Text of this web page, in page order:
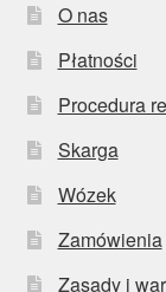
O nas
Płatności
Procedura
Skarga
Wózek
Zamówienia
Zasady i